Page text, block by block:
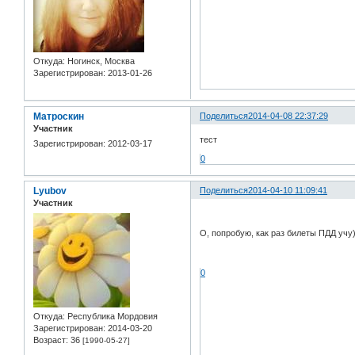
Откуда: Ногинск, Москва
Зарегистрирован: 2013-01-26
Поделиться2014-04-08 22:37:29
Матроскин
Участник
Зарегистрирован: 2012-03-17
тест
0
Поделиться2014-04-10 11:09:41
Lyubov
Участник
Откуда: Республика Мордовия
Зарегистрирован: 2014-03-20
Возраст: 36 [1990-05-27]
О, попробую, как раз билеты ПДД
0